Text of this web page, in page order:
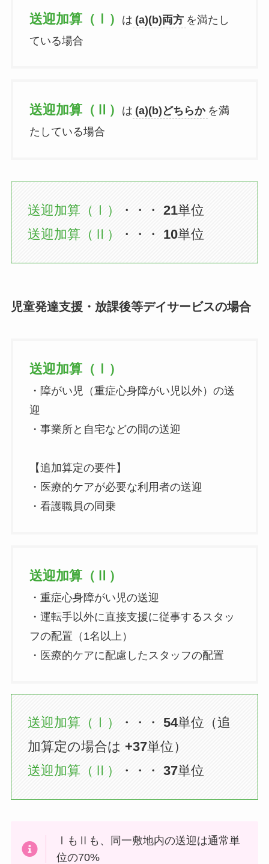
送迎加算（Ⅰ） は (a)(b)両方 を満たし
ている場合
送迎加算（Ⅱ） は (a)(b)どちらか を満
たしている場合
送迎加算（Ⅰ） ・・・ 21単位
送迎加算（Ⅱ）
・・・ 10単位
児童発達支援・放課後等デイサービスの場合
送迎加算（Ⅰ）
・障がい児（重症心身障がい児以外）の送
迎
・事業所と自宅などの間の送迎
【追加算定の要件】
・医療的ケアが必要な利用者の送迎
・看護職員の同乗
送迎加算（Ⅱ）
・重症心身障がい児の送迎
・運転手以外に直接支援に従事するスタッ
フの配置（1名以上）
・医療的ケアに配慮したスタッフの配置
送迎加算（Ⅰ） ・・・ 54単位（追
加算定の場合は +37単位）
送迎加算（Ⅱ）
・・・ 37単位
ⅠもⅡも、同一敷地内の送迎は通常単
位の70%